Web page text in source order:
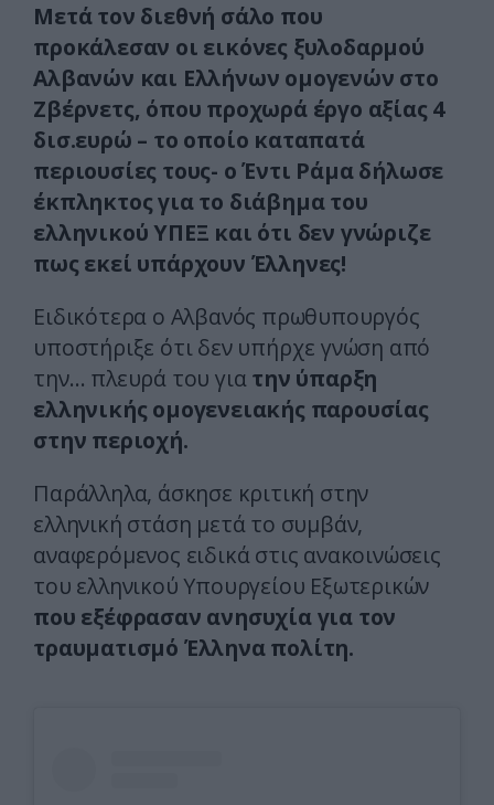
Μετά τον διεθνή σάλο που
προκάλεσαν οι εικόνες ξυλοδαρμού
Αλβανών και Ελλήνων ομογενών στο
Ζβέρνετς, όπου προχωρά έργο αξίας 4
δισ.ευρώ – το οποίο καταπατά
περιουσίες τους- ο Έντι Ράμα δήλωσε
έκπληκτος για το διάβημα του
ελληνικού ΥΠΕΞ και ότι δεν γνώριζε
πως εκεί υπάρχουν Έλληνες!
Ειδικότερα ο Αλβανός πρωθυπουργός
υποστήριξε ότι δεν υπήρχε γνώση από
την… πλευρά του για την ύπαρξη
ελληνικής ομογενειακής παρουσίας
στην περιοχή.
Παράλληλα, άσκησε κριτική στην
ελληνική στάση μετά το συμβάν,
αναφερόμενος ειδικά στις ανακοινώσεις
του ελληνικού Υπουργείου Εξωτερικών
που εξέφρασαν ανησυχία για τον
τραυματισμό Έλληνα πολίτη.